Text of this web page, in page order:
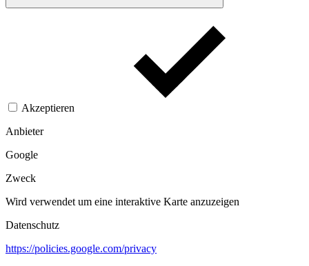
Akzeptieren
Anbieter
Google
Zweck
Wird verwendet um eine interaktive Karte anzuzeigen
Datenschutz
https://policies.google.com/privacy